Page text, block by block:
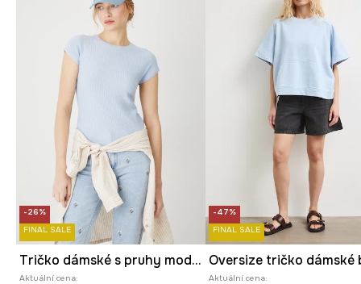
-26%
FINAL SALE
Tričko dámské s pruhy modrá barva
Aktuální cena:
-47%
FINAL SALE
Aktuální cena: